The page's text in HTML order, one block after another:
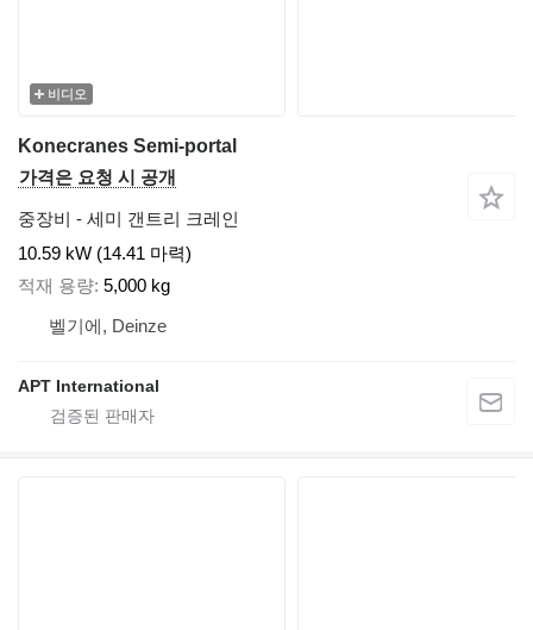
비디오
Konecranes Semi-portal
가격은 요청 시 공개
중장비 - 세미 갠트리 크레인
10.59 kW (14.41 마력)
적재 용량 5,000 kg
벨기에, Deinze
APT International